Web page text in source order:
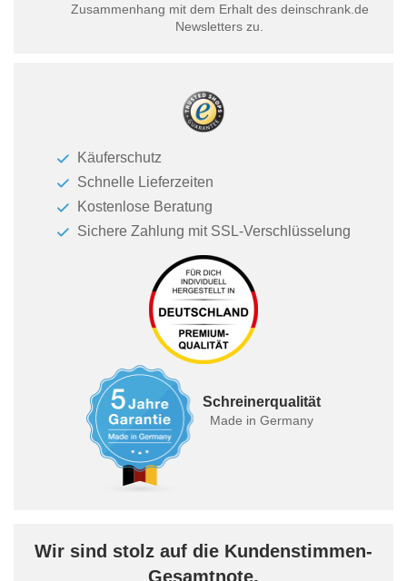
Zusammenhang mit dem Erhalt des deinschrank.de
Newsletters zu.
Käuferschutz
Schnelle Lieferzeiten
Kostenlose Beratung
Sichere Zahlung mit SSL-Verschlüsselung
Schreinerqualität
Made in Germany
Wir sind stolz auf die Kundenstimmen-
Gesamtnote.